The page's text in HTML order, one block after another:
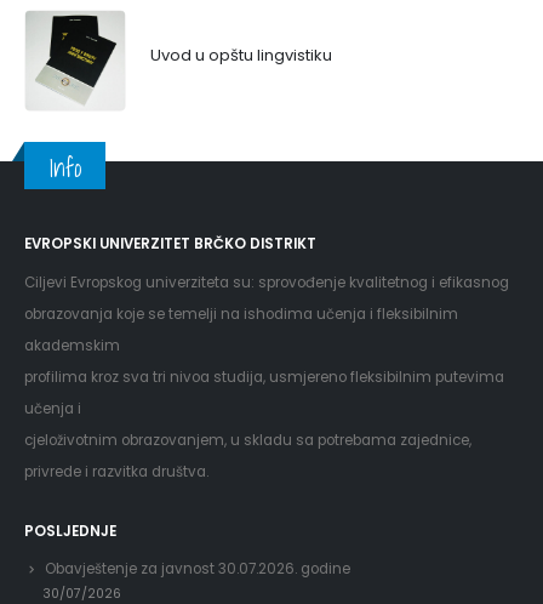
Uvod u opštu lingvistiku
Info
EVROPSKI UNIVERZITET BRČKO DISTRIKT
Ciljevi Evropskog univerziteta su: sprovođenje kvalitetnog i efikasnog
obrazovanja koje se temelji na ishodima učenja i fleksibilnim
akademskim
profilima kroz sva tri nivoa studija, usmjereno fleksibilnim putevima
učenja i
cjeloživotnim obrazovanjem, u skladu sa potrebama zajednice,
privrede i razvitka društva.
POSLJEDNJE
Obavještenje za javnost 30.07.2026. godine
30/07/2026